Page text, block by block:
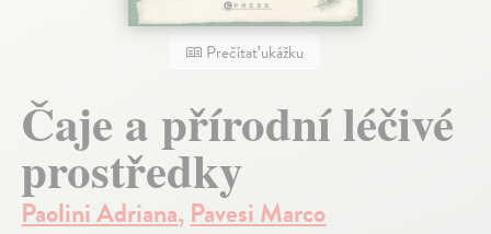
Prečítať ukážku
Čaje a přírodní léčivé
prostředky
Paolini Adriana,Pavesi Marco